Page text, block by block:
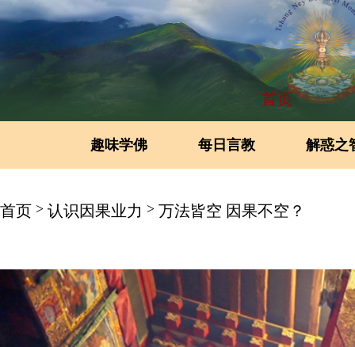
首页
趣味学佛 每日言教 解惑之
首页 > 认识因果业力 > 万法皆空 因果不空？